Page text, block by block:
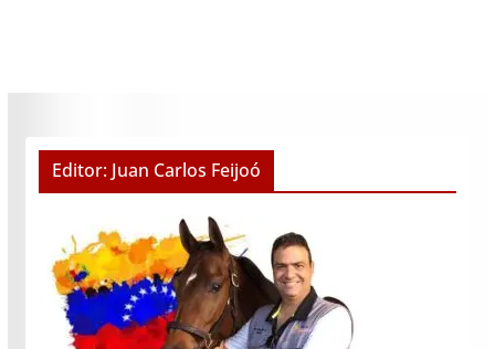
Editor: Juan Carlos Feijoó